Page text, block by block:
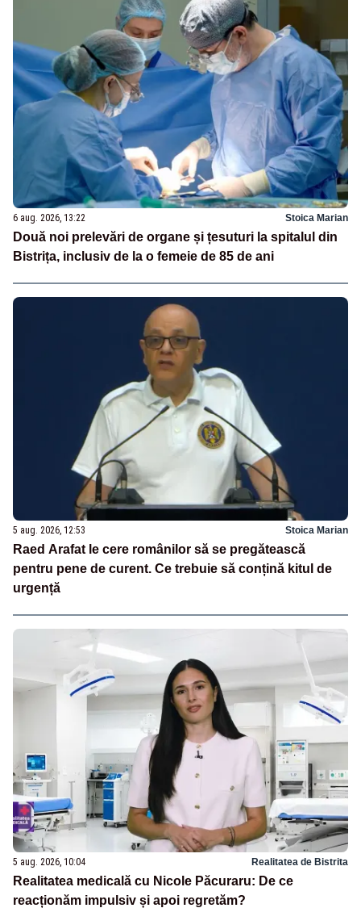
6 aug. 2026, 13:22 Stoica Marian
Două noi prelevări de organe și țesuturi la spitalul din
Bistrița, inclusiv de la o femeie de 85 de ani
5 aug. 2026, 12:53 Stoica Marian
Raed Arafat le cere românilor să se pregătească
pentru pene de curent. Ce trebuie să conțină kitul de
urgență
5 aug. 2026, 10:04 Realitatea de Bistrita
Realitatea medicală cu Nicole Păcuraru: De ce
reacționăm impulsiv și apoi regretăm?